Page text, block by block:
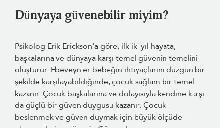
Dünyaya güvenebilir miyim?
Psikolog Erik Erickson'a göre, ilk iki yıl hayata,
başkalarına ve dünyaya karşı temel güvenin temelini
oluşturur. Ebeveynler bebeğin ihtiyaçlarını düzgün bir
şekilde karşılayabildiğinde, çocuk sağlam bir temel
kazanır. Çocuk başkalarına ve dolayısıyla kendine karşı
da güçlü bir güven duygusu kazanır. Çocuk
beslenmek ve güven duymak için büyük ölçüde